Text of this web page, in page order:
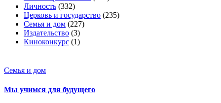
Личность (332)
Церковь и государство (235)
Семья и дом (227)
Издательство (3)
Киноконкурс (1)
Семья и дом
Мы учимся для будущего